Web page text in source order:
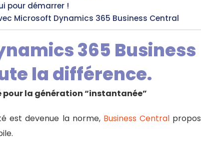
pour démarrer !
Microsoft Dynamics 365 Business Central
365 Business
la différence.
pour la génération “instantanée”
est devenue la norme, Business Central